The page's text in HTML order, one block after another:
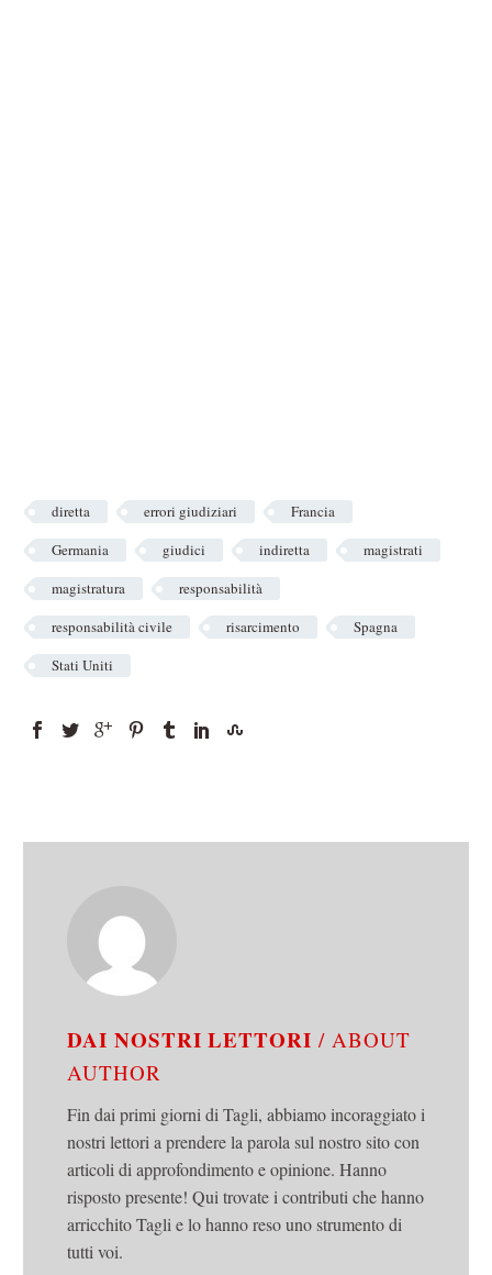
diretta errori giudiziari
Francia
Germania
giudici indiretta
magistrati
magistratura
responsabilità
responsabilità civile
risarcimento
Spagna
Stati Uniti
DAI NOSTRI LETTORI/ ABOUT
AUTHOR
Fin dai primi giorni di Tagli, abbiamo incoraggiato i
nostri lettori a prendere la parola sul nostro sito con
articoli di approfondimento e opinione. Hanno
risposto presente! Qui trovate i contributi che hanno
arricchito Tagli e lo hanno reso uno strumento di
tutti voi.